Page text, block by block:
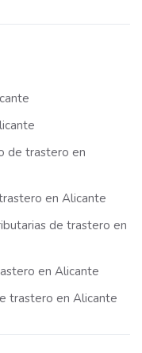
de trastero en
en Alicante
de trastero en
en Alicante
trastero en Alicante